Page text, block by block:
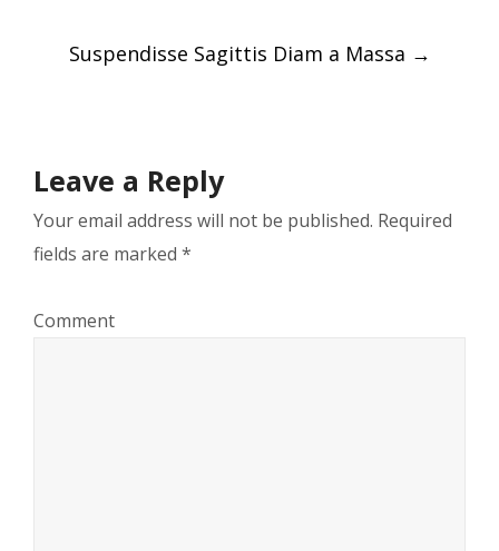
Suspendisse Sagittis Diam a Massa →
Leave a Reply
Your email address will not be published. Required
fields are marked *
Comment